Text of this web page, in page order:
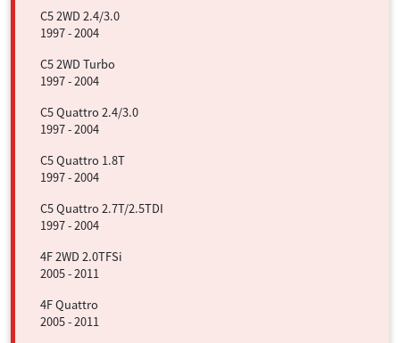
C5 2WD 2.4/3.0
1997 - 2004
C5 2WD Turbo
1997 - 2004
C5 Quattro 2.4/3.0
1997 - 2004
C5 Quattro 1.8T
1997 - 2004
C5 Quattro 2.7T/2.5TDI
1997 - 2004
4F 2WD 2.0TFSi
2005 - 2011
4F Quattro
2005 - 2011